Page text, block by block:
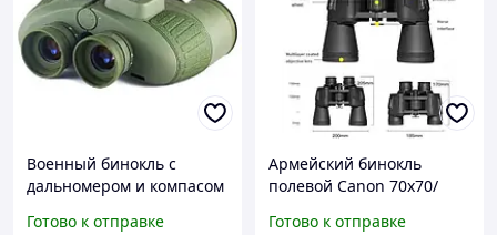
Военный бинокль с
дальномером и компасом
хаки | Морской бинокль
Готово к отправке
Армейский бинокль
полевой Canon 70х70/
охоты/
Готово к отправке